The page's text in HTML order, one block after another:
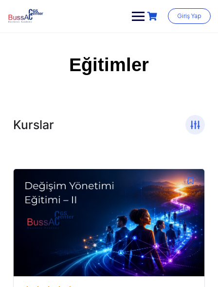
Giriş Yap
Eğitimler
Kurslar